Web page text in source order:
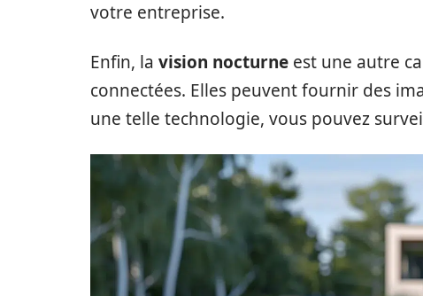
votre entreprise.
Enfin, la vision nocturne est une autre
connectées. Elles peuvent fournir des
une telle technologie, vous pouvez